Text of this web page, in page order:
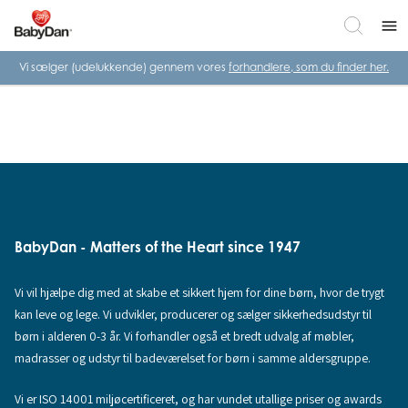
menu
Vi sælger (udelukkende) gennem vores forhandlere, som du finder her.
BabyDan - Matters of the Heart since 1947
Vi vil hjælpe dig med at skabe et sikkert hjem for dine børn, hvor de trygt
kan leve og lege. Vi udvikler, producerer og sælger sikkerhedsudstyr til
børn i alderen 0-3 år. Vi forhandler også et bredt udvalg af møbler,
madrasser og udstyr til badeværelset for børn i samme aldersgruppe.
Vi er ISO 14001 miljøcertificeret, og har vundet utallige priser og awards